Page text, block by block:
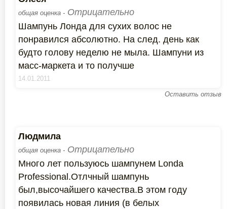
общая оценка - Отрицательно
Шампунь Лонда для сухих волос не
понравился абсолютно. На след. день как
будто голову неделю не мыла. Шампуни из
масс-маркета и то получше
14.01.2011
Оставить отзыв
Людмила
общая оценка - Отрицательно
Много лет пользуюсь шампунем Londa
Professional.Отлчный шампунь
был,высочайшего качества.В этом году
появилась новая линия (в белых